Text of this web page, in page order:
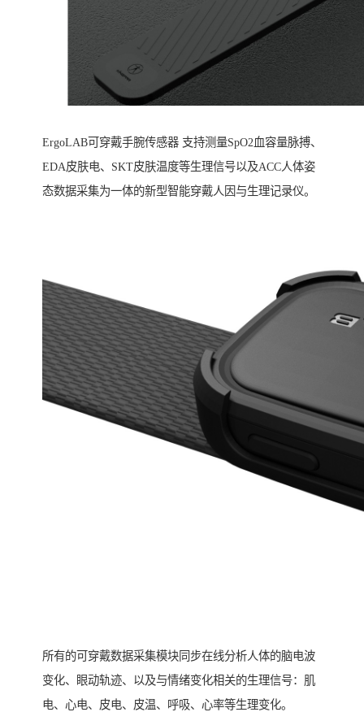
ErgoLAB可穿戴手腕传感器 支持测量SpO2血容量脉搏、
EDA皮肤电、SKT皮肤温度等生理信号以及ACC人体姿
态数据采集为一体的新型智能穿戴人因与生理记录仪。
所有的可穿戴数据采集模块同步在线分析人体的脑电波
变化、眼动轨迹、以及与情绪变化相关的生理信号：肌
电、心电、皮电、皮温、呼吸、心率等生理变化。